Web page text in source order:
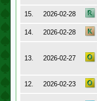
15.
2026-02-28
14.
2026-02-28
13. 2026-02-27
12. 2026-02-23